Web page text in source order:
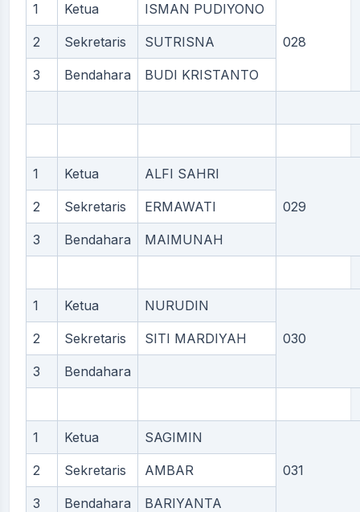
1 Ketua ISMAN PUDIYONO
028
2 Sekretaris SUTRISNA
3 Bendahara BUDI KRISTANTO
1 Ketua ALFI SAHRI
029
2 Sekretaris ERMAWATI
3 Bendahara MAIMUNAH
1 Ketua NURUDIN
030
2 Sekretaris SITI MARDIYAH
3 Bendahara
1 Ketua SAGIMIN
031
2 Sekretaris AMBAR
3 Bendahara BARIYANTA